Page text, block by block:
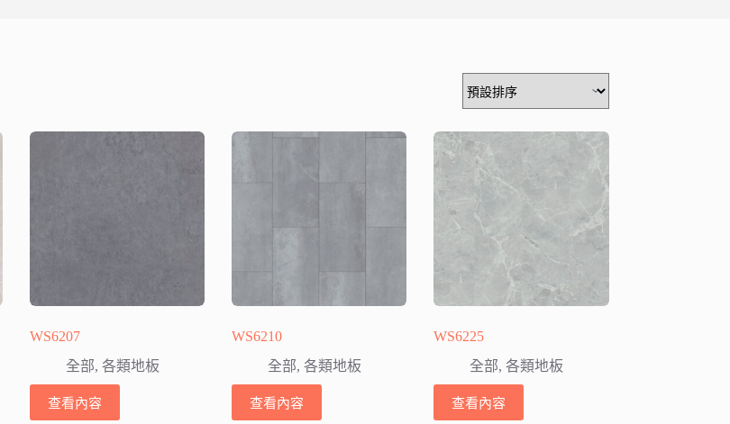
WS6207
全部, 各類地板
查看內容
WS6210
全部, 各類地板
查看內容
WS6225
全部,各類地板
查看內容